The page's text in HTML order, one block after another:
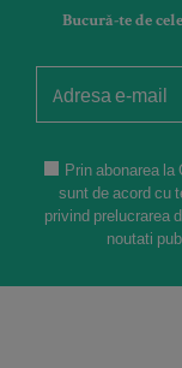
Bucură-te de
Prin abonarea
sunt de acord cu
privind prelucrarea
noutati